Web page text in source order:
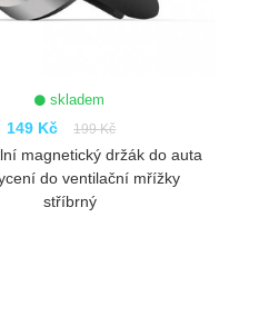
skladem
149 Kč 199 Kč
magnetický držák do auta
do ventilační mřížky
stříbrný